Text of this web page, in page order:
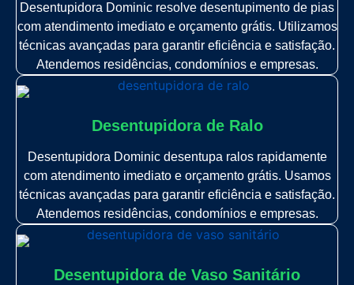
Desentupidora Dominic resolve desentupimento de pias
com atendimento imediato e orçamento grátis. Utilizamos
técnicas avançadas para garantir eficiência e satisfação.
Atendemos residências, condomínios e empresas.
Desentupidora de Ralo
Desentupidora Dominic desentupa ralos rapidamente
com atendimento imediato e orçamento grátis. Usamos
técnicas avançadas para garantir eficiência e satisfação.
Atendemos residências, condomínios e empresas.
Desentupidora de Vaso Sanitário